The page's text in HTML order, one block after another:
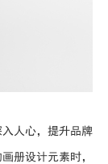
人心，提升品牌
册设计元素时，